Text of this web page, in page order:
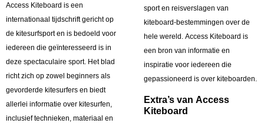
Access Kiteboard is een
internationaal tijdschrift gericht op
de kitesurfsport en is bedoeld voor
iedereen die geïnteresseerd is in
deze spectaculaire sport. Het blad
richt zich op zowel beginners als
gevorderde kitesurfers en biedt
allerlei informatie over kitesurfen,
inclusief technieken, materiaal en
sport en reisverslagen van
kiteboard-bestemmingen over de
hele wereld. Access Kiteboard is
een bron van informatie en
inspiratie voor iedereen die
gepassioneerd is over kiteboarden.
Extra’s van Access
Kiteboard